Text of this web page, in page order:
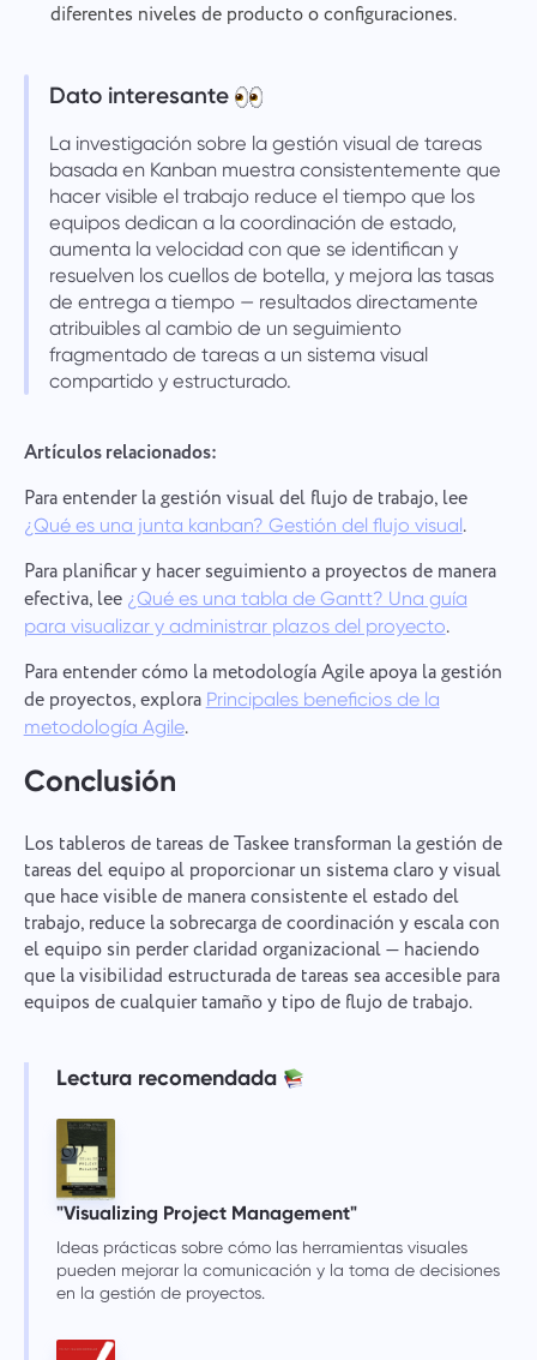
diferentes niveles de producto o configuraciones.
Dato interesante
La investigación sobre la gestión visual de tareas
basada en Kanban muestra consistentemente que
hacer visible el trabajo reduce el tiempo que los
equipos dedican a la coordinación de estado,
aumenta la velocidad con que se identifican y
resuelven los cuellos de botella, y mejora las tasas
de entrega a tiempo — resultados directamente
atribuibles al cambio de un seguimiento
fragmentado de tareas a un sistema visual
compartido y estructurado.
Artículos relacionados:
Para entender la gestión visual del flujo de trabajo, lee
¿Qué es una junta kanban? Gestión del flujo visual.
Para planificar y hacer seguimiento a proyectos de manera
efectiva, lee ¿Qué es una tabla de Gantt? Una guía
para visualizar y administrar plazos del proyecto.
Para entender cómo la metodología Agile apoya la gestión
de proyectos, exploraPrincipales beneficios de la
metodología Agile.
Conclusión
Los tableros de tareas de Taskee transforman la gestión de
tareas del equipo al proporcionar un sistema claro y visual
que hace visible de manera consistente el estado del
trabajo, reduce la sobrecarga de coordinación y escala con
el equipo sin perder claridad organizacional — haciendo
que la visibilidad estructurada de tareas sea accesible para
equipos de cualquier tamaño y tipo de flujo de trabajo.
Lectura recomendada
"Visualizing Project Management"
Ideas prácticas sobre cómo las herramientas visuales
pueden mejorar la comunicación y la toma de decisiones
en la gestión de proyectos.